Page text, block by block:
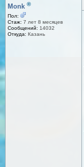
Monk ®
Пол:
Стаж: 7 лет 8 месяцев
Сообщений: 14032
Откуда: Казань